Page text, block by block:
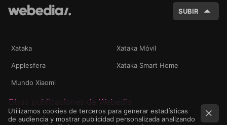
SUBIR
Xataka Xataka Móvil
Applesfera Xataka Smart Home
Mundo Xiaomi
Otras publicaciones de Webedia
Utilizamos cookies de terceros para generar estadísticas
de audiencia y mostrar publicidad personalizada analizando